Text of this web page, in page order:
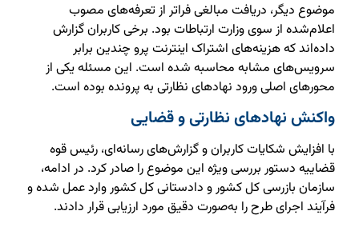
موضوع دیگر، دریافت مبالغی فراتر از تعرفه‌های مصوب
اعلام‌شده از سوی وزارت ارتباطات بود. برخی کاربران گزارش
داده‌اند که هزینه‌های اشتراک اینترنت پرو چندین برابر
سرویس‌های مشابه محاسبه شده است. این مسئله یکی از
محورهای اصلی ورود نهادهای نظارتی به پرونده بوده است.
واکنش نهادهای نظارتی و قضایی
با افزایش شکایات کاربران و گزارش‌های رسانه‌ای، رئیس قوه
قضاییه دستور بررسی ویژه این موضوع را صادر کرد. در ادامه،
سازمان بازرسی کل کشور و دادستانی کل کشور وارد عمل شده و
فرآیند اجرای طرح را به‌صورت دقیق مورد ارزیابی قرار دادند.